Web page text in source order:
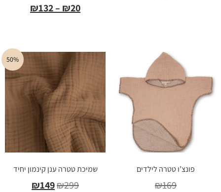
₪20
–
₪132
פונצ’ו טטרה לילדים
₪169
50%
שמיכת טטרה ענן קינמון יחיד
₪299
₪149